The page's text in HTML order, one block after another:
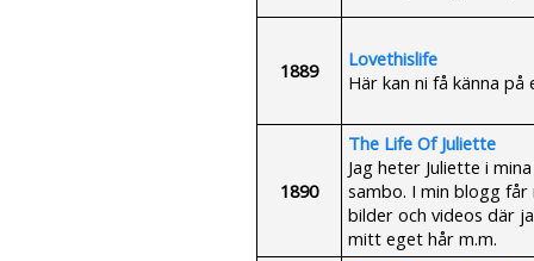
1889
Lovethislife
Här kan ni få känna
1890
The Life Of Juliette
Jag heter Juliette i
sambo. I min blogg
bilder och videos där
mitt eget hår m.m.